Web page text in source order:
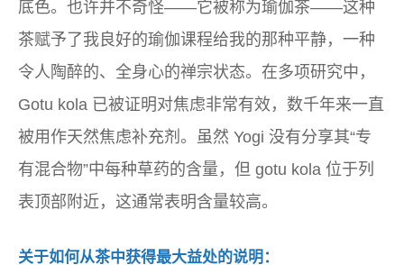
底色。也许并不奇怪——它被称为瑜伽茶——这种
茶赋予了我良好的瑜伽课程给我的那种平静，一种
令人陶醉的、全身心的禅宗状态。在多项研究中，
Gotu kola 已被证明对焦虑非常有效，数千年来一直
被用作天然焦虑补充剂。虽然 Yogi 没有分享其“专
有混合物”中每种草药的含量，但 gotu kola 位于列
表顶部附近，这通常表明含量较高。
关于如何从茶中获得最大益处的说明：